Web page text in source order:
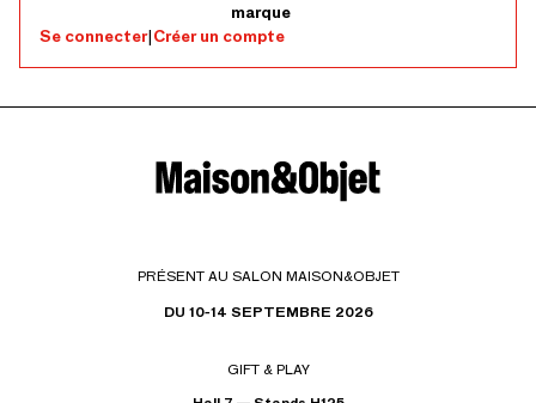
marque
Se connecter|Créer un compte
PRÉSENT AU SALON MAISON&OBJET
DU 10-14 SEPTEMBRE 2026
GIFT & PLAY